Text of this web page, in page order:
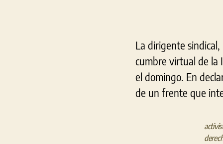
La dirigente
cumbre virtual de la
el domingo. En
de un frente que